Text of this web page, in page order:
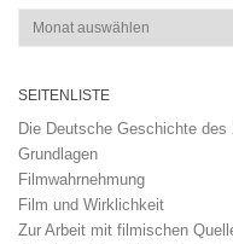
Archiv
SEITENLISTE
Die Deutsche Geschichte
Grundlagen
Filmwahrnehmung
Film und Wirklichkeit
Zur Arbeit mit filmischen